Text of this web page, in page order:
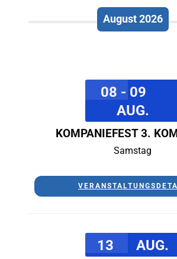
August 2026
08 - 09
AUG.
KOMPANIEFEST 3.
Samstag
13 AUG.